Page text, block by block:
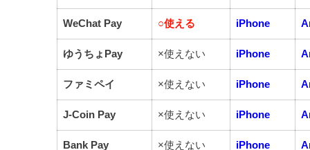
WeChat Pay ○使える iPhone
ゆうちょPay ×使えない iPhone
ファミペイ ×使えない iPhone
J-Coin Pay ×使えない iPhone
Bank Pay ×使えない iPhone